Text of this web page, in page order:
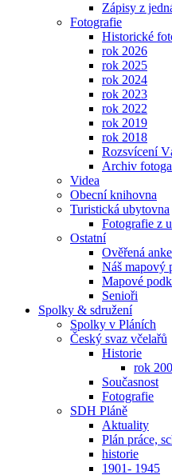
Zápisy z
Fotografie
Historické
rok 2026
rok 2025
rok 2024
rok 2023
rok 2022
rok 2019
rok 2018
Rozsvícení
Archiv
Videa
Obecní knihovna
Turistická ubytovna
Fotografie z
Ostatní
Ověřená
Náš mapový
Mapové
Senioři
Spolky & sdružení
Spolky v Pláních
Český svaz včelařů
Historie
rok
Současnost
Fotografie
SDH Pláně
Aktuality
Plán práce,
historie
1901- 1945